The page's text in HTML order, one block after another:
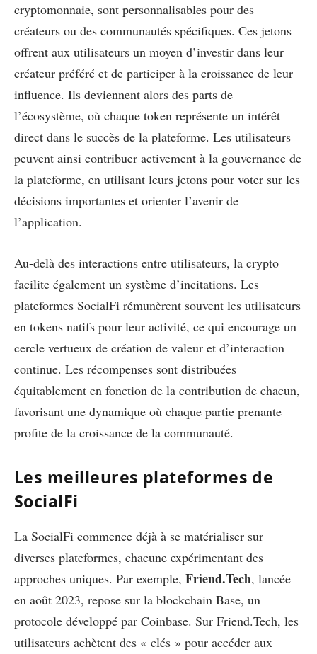
cryptomonnaie, sont personnalisables pour des
créateurs ou des communautés spécifiques. Ces jetons
offrent aux utilisateurs un moyen d’investir dans leur
créateur préféré et de participer à la croissance de leur
influence. Ils deviennent alors des parts de
l’écosystème, où chaque token représente un intérêt
direct dans le succès de la plateforme. Les utilisateurs
peuvent ainsi contribuer activement à la gouvernance de
la plateforme, en utilisant leurs jetons pour voter sur les
décisions importantes et orienter l’avenir de
l’application.
Au-delà des interactions entre utilisateurs, la crypto
facilite également un système d’incitations. Les
plateformes SocialFi rémunèrent souvent les utilisateurs
en tokens natifs pour leur activité, ce qui encourage un
cercle vertueux de création de valeur et d’interaction
continue. Les récompenses sont distribuées
équitablement en fonction de la contribution de chacun,
favorisant une dynamique où chaque partie prenante
profite de la croissance de la communauté.
Les meilleures plateformes de
SocialFi
La SocialFi commence déjà à se matérialiser sur
diverses plateformes, chacune expérimentant des
approches uniques. Par exemple, Friend.Tech, lancée
en août 2023, repose sur la blockchain Base, un
protocole développé par Coinbase. Sur Friend.Tech, les
utilisateurs achètent des « clés » pour accéder aux